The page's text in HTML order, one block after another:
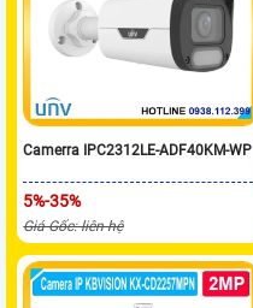
Camerra IPC2312LE-ADF40KM-WP
5%-35%
Giá Gốc: liên hệ